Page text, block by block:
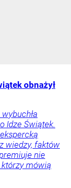
obnażył
Idze Świątek.
wiedzy, faktów
nie
mówią